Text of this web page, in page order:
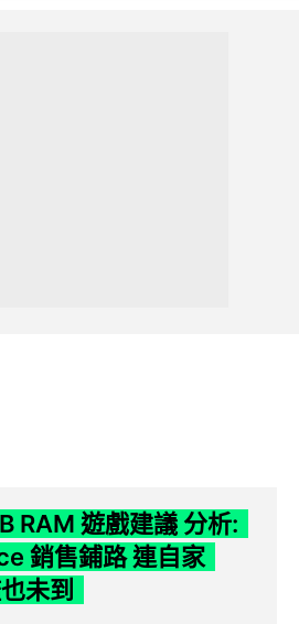
RAM 遊戲建議 分析:
銷售鋪路 連自家
未到